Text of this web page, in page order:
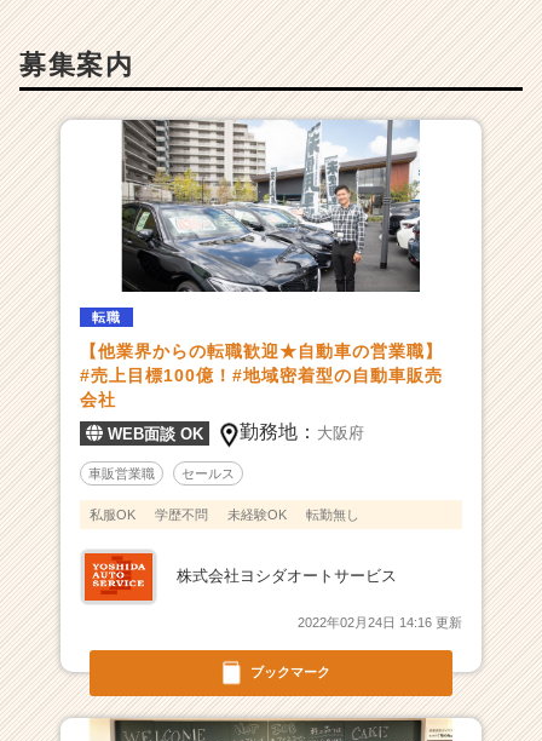
ン
ス
ト
ッ
プ
サ
ー
ビ
ス
展
開
ヨ
シ
ダ
オ
ー
サ
ス
軽
の
募集案内
ブックマーク
転職
【他業界からの転職歓迎★自動車の営業職】
#売上目標100億！#地域密着型の自動車販売
会社
WEB面談 OK 勤務地： 大阪府
車販営業職 セールス
私服OK 学歴不問 未経験OK 転勤無し
株式会社ヨシダオートサービス
2022年02月24日 14:16 更新